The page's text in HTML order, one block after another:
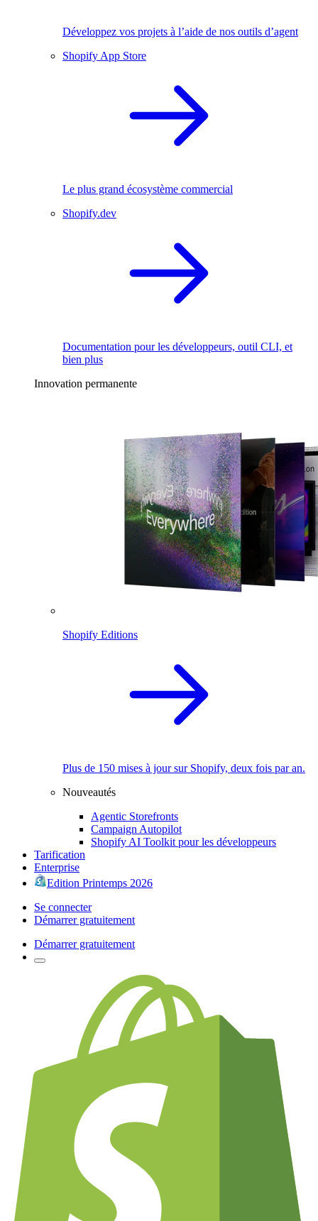
Développez vos projets à l’aide de nos outils d’agent
Shopify App Store
Le plus grand écosystème commercial
Shopify.dev
Documentation pour les développeurs, outil CLI, et
bien plus
Innovation permanente
Shopify Editions
Plus de 150 mises à jour sur Shopify, deux fois par an.
Nouveautés
Agentic Storefronts
Campaign Autopilot
Shopify AI Toolkit pour les développeurs
Tarification
Enterprise
Edition Printemps 2026
Se connecter
Démarrer gratuitement
Démarrer gratuitement